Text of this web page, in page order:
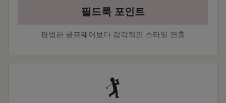
필드룩 포인트
평범한 골프웨어보다 감각적인 스타일 연출
🏌️